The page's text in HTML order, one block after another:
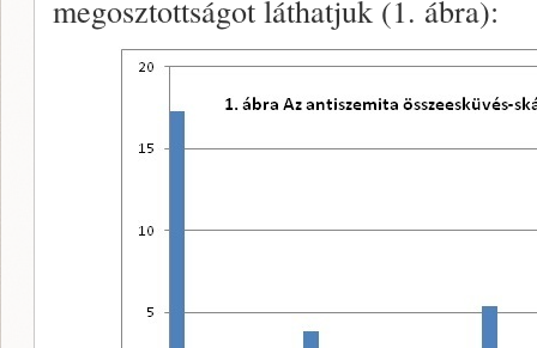
megosztottságot láthatjuk (1. ábra):